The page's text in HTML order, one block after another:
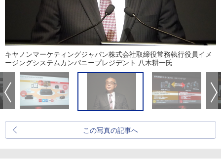
キヤノンマーケティングジャパン株式会社取締役常務執行役員イメ
ージングシステムカンパニープレジデント 八木耕一氏
この写真の記事へ